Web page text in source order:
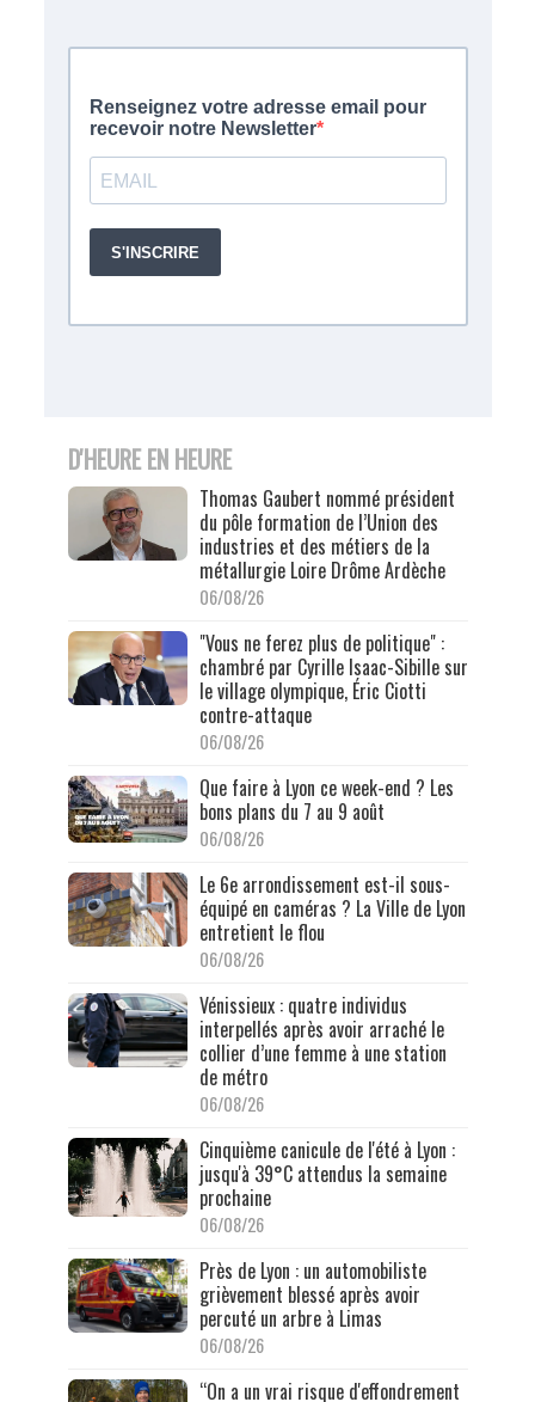
D'HEURE EN HEURE
Thomas Gaubert nommé président
du pôle formation de l’Union des
industries et des métiers de la
métallurgie Loire Drôme Ardèche
06/08/26
"Vous ne ferez plus de politique" :
chambré par Cyrille Isaac-Sibille sur
le village olympique, Éric Ciotti
contre-attaque
06/08/26
Que faire à Lyon ce week-end ? Les
bons plans du 7 au 9 août
06/08/26
Le 6e arrondissement est-il sous-
équipé en caméras ? La Ville de Lyon
entretient le flou
06/08/26
Vénissieux : quatre individus
interpellés après avoir arraché le
collier d’une femme à une station
de métro
06/08/26
Cinquième canicule de l'été à Lyon :
jusqu'à 39°C attendus la semaine
prochaine
06/08/26
Près de Lyon : un automobiliste
grièvement blessé après avoir
percuté un arbre à Limas
06/08/26
“On a un vrai risque d'effondrement